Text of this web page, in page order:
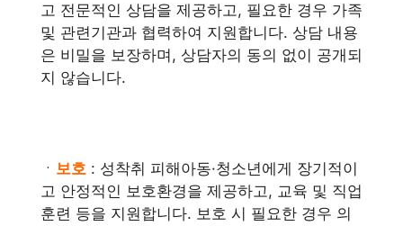
고 전문적인 상담을 제공하고, 필요한 경우 가족
및 관련기관과 협력하여 지원합니다. 상담 내용
은 비밀을 보장하며, 상담자의 동의 없이 공개되
지 않습니다.
ㆍ 보호 : 성착취 피해아동·청소년에게 장기적이
고 안정적인 보호환경을 제공하고, 교육 및 직업
훈련 등을 지원합니다. 보호 시 필요한 경우 의